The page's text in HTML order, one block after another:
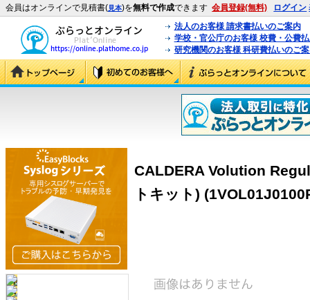
会員はオンラインで見積書(見本)を無料で作成できます 会員登録(無料) ログイン
法人のお客様 請求書払いのご案内
学校・官公庁のお客様 校費・公費
研究機関のお客様 科研費払いのご
CALDERA Volution
トキット)